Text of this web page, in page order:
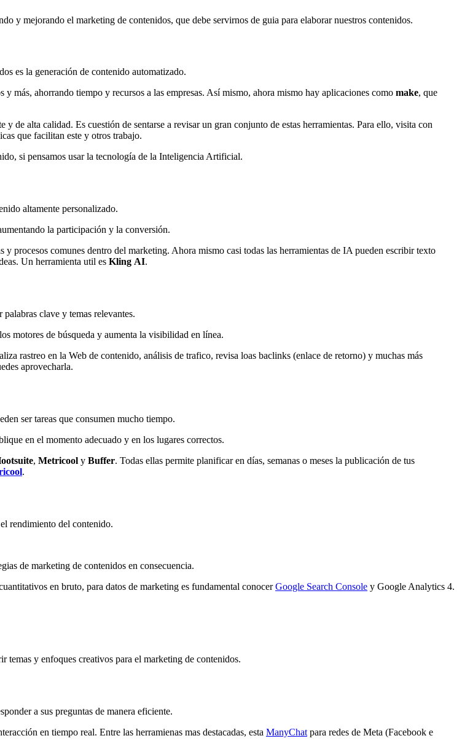
y mejorando el marketing de contenidos, que debe servirnos de guia para elaborar nuestros contenidos.
es la generación de contenido automatizado.
más, ahorrando tiempo y recursos a las empresas. Así mismo, ahora mismo hay aplicaciones como make, que
y de alta calidad. Es cuestión de sentarse a revisar un gran conjunto de estas herramientas. Para ello, visita con
que facilitan este y otros trabajo.
si pensamos usar la tecnología de la Inteligencia Artificial.
altamente personalizado.
la participación y la conversión.
procesos comunes dentro del marketing. Ahora mismo casi todas las herramientas de IA pueden escribir texto
Un herramienta util es Kling AI.
clave y temas relevantes.
motores de búsqueda y aumenta la visibilidad en línea.
rastreo en la Web de contenido, análisis de trafico, revisa loas baclinks (enlace de retorno) y muchas más
aprovecharla.
ser tareas que consumen mucho tiempo.
en el momento adecuado y en los lugares correctos.
, Metricool y Buffer. Todas ellas permite planificar en días, semanas o meses la publicación de tus
.
rendimiento del contenido.
de marketing de contenidos en consecuencia.
en bruto, para datos de marketing es fundamental conocerGoogle Search Console y Google Analytics 4.
temas y enfoques creativos para el marketing de contenidos.
a sus preguntas de manera eficiente.
en tiempo real. Entre las herramienas mas destacadas, esta ManyChat para redes de Meta (Facebook e